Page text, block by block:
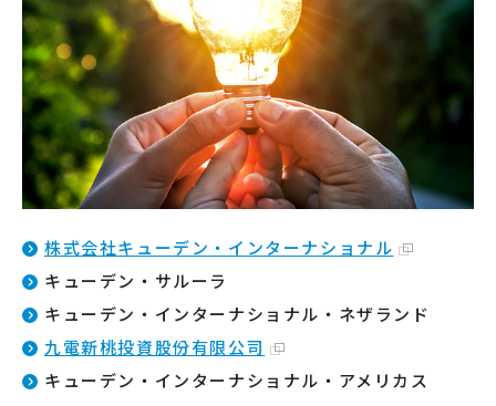
株式会社キューデン・インターナショナル
キューデン・サルーラ
キューデン・インターナショナル・ネザランド
九電新桃投資股份有限公司
キューデン・インターナショナル・アメリカス